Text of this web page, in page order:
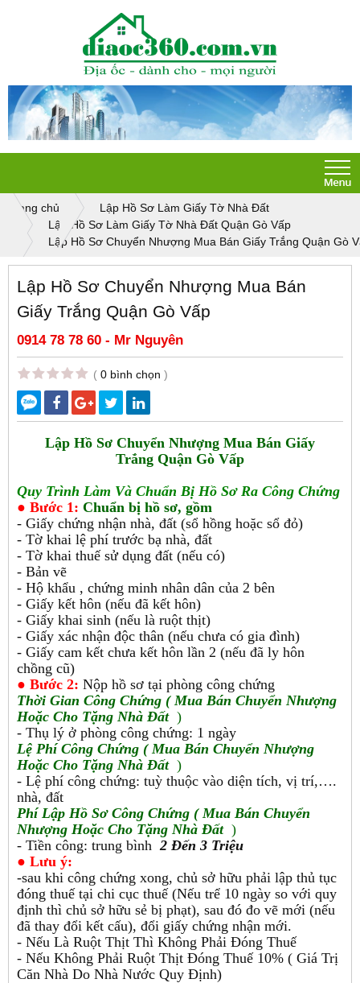
Trang chủ
Lập Hồ Sơ Làm Giấy Tờ Nhà Đất
Lập Hồ Sơ Làm Giấy Tờ Nhà Đất Quận Gò Vấp
Lập Hồ Sơ Chuyển Nhượng Mua Bán Giấy Trắng Quận Gò
Lập Hồ Sơ Chuyển Nhượng Mua Bán
Giấy Trắng Quận Gò Vấp
0914 78 78 60 - Mr Nguyên
( 0 bình chọn )
Lập Hồ Sơ Chuyển Nhượng Mua Bán Giấy
Trắng Quận Gò Vấp
Quy Trình Làm Và Chuẩn Bị Hồ Sơ Ra Công Chứng
● Bước 1: Chuẩn bị hồ sơ, gồm
- Giấy chứng nhận nhà, đất (sổ hồng hoặc sổ đỏ)
- Tờ khai lệ phí trước bạ nhà, đất
- Tờ khai thuế sử dụng đất (nếu có)
- Bản vẽ
- Hộ khẩu , chứng minh nhân dân của 2 bên
- Giấy kết hôn (nếu đã kết hôn)
- Giấy khai sinh (nếu là ruột thịt)
- Giấy xác nhận độc thân (nếu chưa có gia đình)
- Giấy cam kết chưa kết hôn lần 2 (nếu đã ly hôn
chồng cũ)
● Bước 2: Nộp hồ sơ tại phòng công chứng
Thời Gian Công Chứng ( Mua Bán Chuyển Nhượng
Hoặc Cho Tặng Nhà Đất )
- Thụ lý ở phòng công chứng: 1 ngày
Lệ Phí Công Chứng ( Mua Bán Chuyển Nhượng
Hoặc Cho Tặng Nhà Đất )
- Lệ phí công chứng: tuỳ thuộc vào diện tích, vị trí,….
nhà, đất
Phí Lập Hồ Sơ Công Chứng ( Mua Bán Chuyển
Nhượng Hoặc Cho Tặng Nhà Đất )
- Tiền công: trung bình 2 Đến 3 Triệu
● Lưu ý:
-sau khi công chứng xong, chủ sở hữu phải lập thủ tục
đóng thuế tại chi cục thuế (Nếu trể 10 ngày so với quy
định thì chủ sở hữu sẻ bị phạt), sau đó đo vẽ mới (nếu
đã thay đổi kết cấu), đổi giấy chứng nhận mới.
- Nếu Là Ruột Thịt Thì Không Phải Đóng Thuế
- Nếu Không Phải Ruột Thịt Đóng Thuế 10% ( Giá Trị
Căn Nhà Do Nhà Nước Quy Định)